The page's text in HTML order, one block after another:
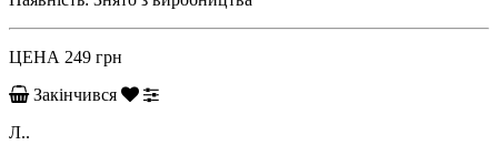
ЦЕНА 249 грн
Закінчився
Л..